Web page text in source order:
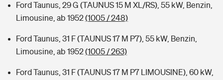
Ford Taunus, 29 G (TAUNUS 15 M XL/RS), 55 kW, Benzin,
Limousine, ab 1952(1005 / 248)
Ford Taunus, 31 F (TAUNUS 17 M P7), 55 kW, Benzin,
Limousine, ab 1952(1005 / 263)
Ford Taunus, 31 F (TAUNUS 17 M P7 LIMOUSINE), 60 kW,